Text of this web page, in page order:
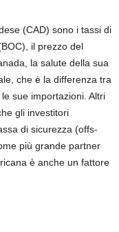
(CAD) sono i tassi di
il prezzo del
la salute della sua
che è la differenza tra
sue importazioni. Altri
gli investitori
di sicurezza (offs-
più grande partner
è anche un fattore